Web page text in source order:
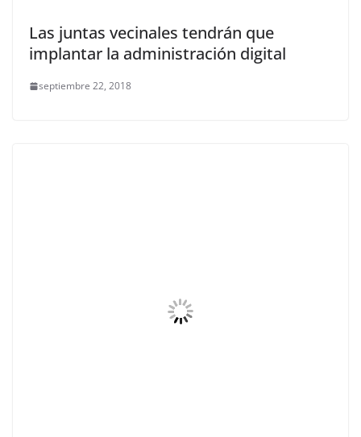
Las juntas vecinales tendrán que
implantar la administración digital
septiembre 22, 2018